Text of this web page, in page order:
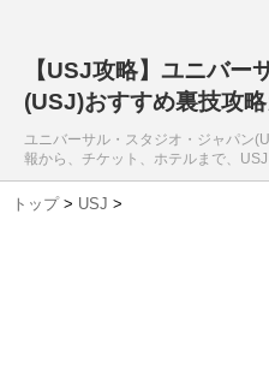
【USJ攻略】ユニバー
(USJ)おすすめ裏技攻略
ユニバーサル・スタジオ・ジャパン
報から、チケット、ホテルまで、
トップ > USJ >